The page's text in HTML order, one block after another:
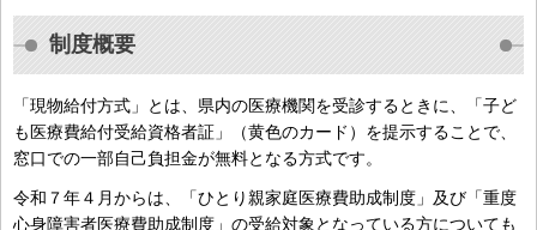
制度概要
「現物給付方式」とは、県内の医療機関を受診するときに、「子ど
も医療費給付受給資格者証」（黄色のカード）を提示することで、
窓口での一部自己負担金が無料となる方式です。
令和７年４月からは、「ひとり親家庭医療費助成制度」及び「重度
心身障害者医療費助成制度」の受給対象となっている方についても